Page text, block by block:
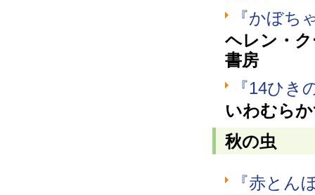
『かぼち
ヘレン・
書房
『14ひき
いわむら
秋の虫
『赤とん